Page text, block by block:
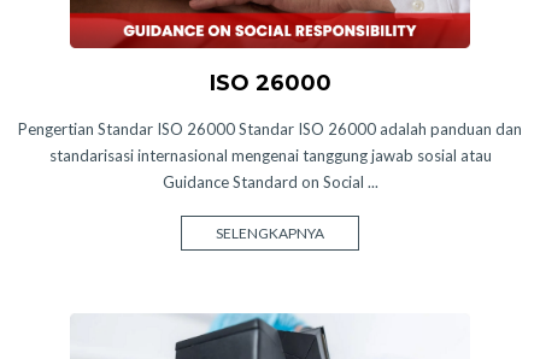
ISO 26000
Pengertian Standar ISO 26000 Standar ISO 26000 adalah panduan dan
standarisasi internasional mengenai tanggung jawab sosial atau
Guidance Standard on Social ...
SELENGKAPNYA